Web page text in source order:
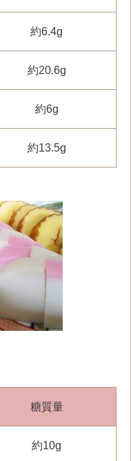
約6.4g
約20.6g
約6g
約13.5g
糖質量
約10g